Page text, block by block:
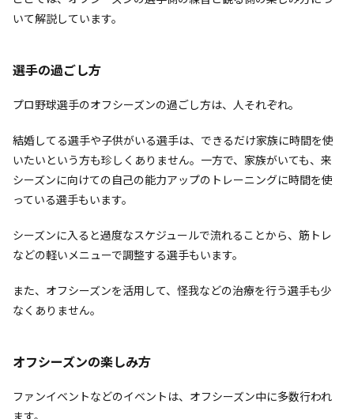
いて解説しています。
選手の過ごし方
プロ野球選手のオフシーズンの過ごし方は、人それぞれ。
結婚してる選手や子供がいる選手は、できるだけ家族に時間を使
いたいという方も珍しくありません。一方で、家族がいても、来
シーズンに向けての自己の能力アップのトレーニングに時間を使
っている選手もいます。
シーズンに入ると過度なスケジュールで流れることから、筋トレ
などの軽いメニューで調整する選手もいます。
また、オフシーズンを活用して、怪我などの治療を行う選手も少
なくありません。
オフシーズンの楽しみ方
ファンイベントなどのイベントは、オフシーズン中に多数行われ
ます。